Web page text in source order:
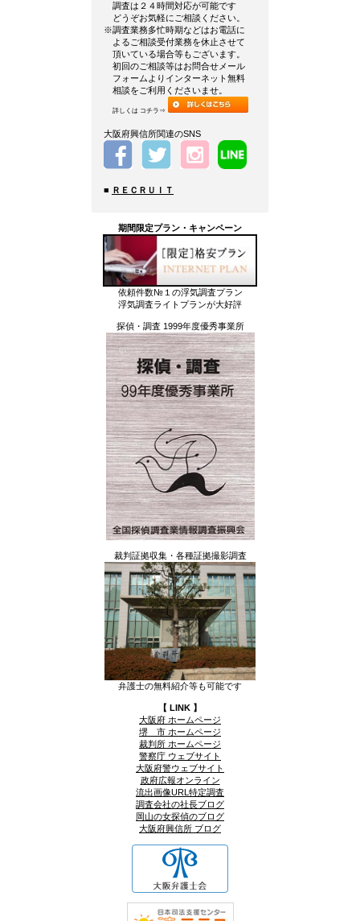
調査は２４時間対応が可能です
どうぞお気軽にご相談ください。
※調査業務多忙時期などはお電話に
よるご相談受付業務を休止させて
頂いている場合等もございます。
初回のご相談等はお問合せメール
フォームよりインターネット無料
相談をご利用くださいませ。
詳しくは コチラ⇒
大阪府興信所関連のSNS
■ ＲＥＣＲＵＩＴ
期間限定プラン・キャンペーン
依頼件数№１の浮気調査プラン
浮気調査ライトプランが大好評
探偵・調査 1999年度優秀事業所
裁判証拠収集・各種証拠撮影調査
弁護士の無料紹介等も可能です
【 LINK 】
大阪府 ホームページ
堺 市 ホームページ
裁判所 ホームページ
警察庁 ウェブサイト
大阪府警ウェブサイト
政府広報オンライン
流出画像URL特定調査
調査会社の社長ブログ
岡山の女探偵のブログ
大阪府興信所 ブログ